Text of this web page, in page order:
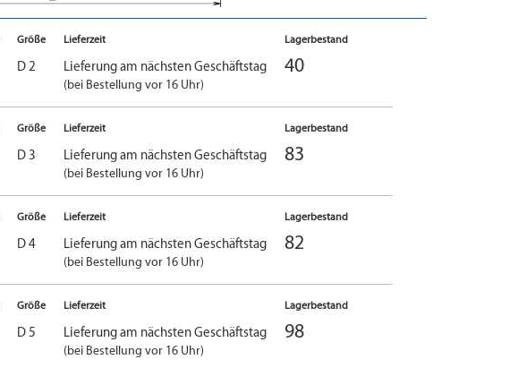
Größe
D 2
Lieferzeit
Lieferung am nächsten Geschäftstag
(bei Bestellung vor 16 Uhr)
Lagerbestand
40
Größe
D 3
Lieferzeit
Lieferung am nächsten Geschäftstag
(bei Bestellung vor 16 Uhr)
Lagerbestand
83
Größe
D 4
Lieferzeit
Lieferung am nächsten Geschäftstag
(bei Bestellung vor 16 Uhr)
Lagerbestand
82
Größe
D 5
Lieferzeit
Lieferung am nächsten Geschäftstag
(bei Bestellung vor 16 Uhr)
Lagerbestand
98